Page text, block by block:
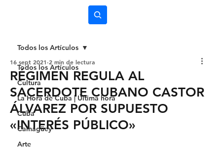
Todos los Artículos
Cultura
La Hora de Cuba | Última hora
Cuba
Camagüey
Arte
Todos los Artículos
RÉGIMEN REGULA AL
SACERDOTE CUBANO CASTOR
ÁLVAREZ POR SUPUESTO
«INTERÉS PÚBLICO»
16 sept 2021 2 min de lectura